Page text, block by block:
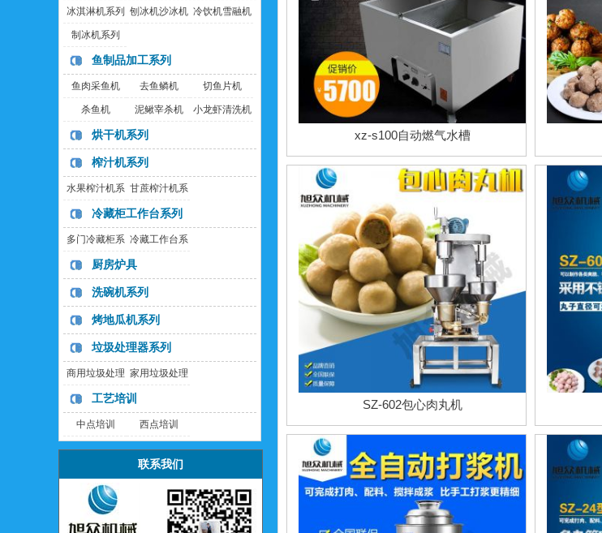
冰淇淋机系列 刨冰机沙冰机 冷饮机雪融机
制冰机系列
鱼制品加工系列
鱼肉采鱼机 去鱼鳞机 切鱼片机
杀鱼机 泥鳅宰杀机 小龙虾清洗机
烘干机系列
榨汁机系列
水果榨汁机系
列
甘蔗榨汁机系
列
冷藏柜工作台系列
多门冷藏柜系
列
冷藏工作台系
厨房炉具
洗碗机系列
烤地瓜机系列
垃圾处理器系列
商用垃圾处理
器
家用垃圾处理
工艺培训
中点培训 西点培训
联系我们
xz-s100自动燃气水槽
SZ-602包心肉丸机